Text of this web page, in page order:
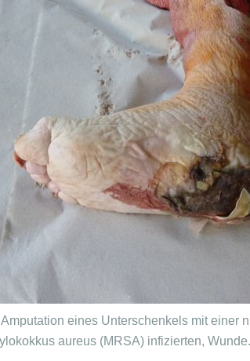
eines Unterschenkels mit einer
aureus (MRSA) infizierten, Wunde.